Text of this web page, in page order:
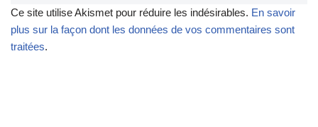
Ce site utilise Akismet pour réduire les indésirables. En savoir
plus sur la façon dont les données de vos commentaires sont
traitées.